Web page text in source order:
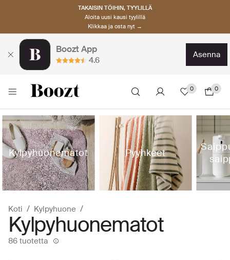
TAKAISIN TÖIHIN, TYYLILLÄ
Aloita uusi kausi tyylillä
Klikkaa ja osta nyt →
Boozt App
4.6
asenna
0 0
Kylpyhuonematot Pyyhkeet
Koti Kylpyhuone
Kylpyhuonematot
86 tuotetta